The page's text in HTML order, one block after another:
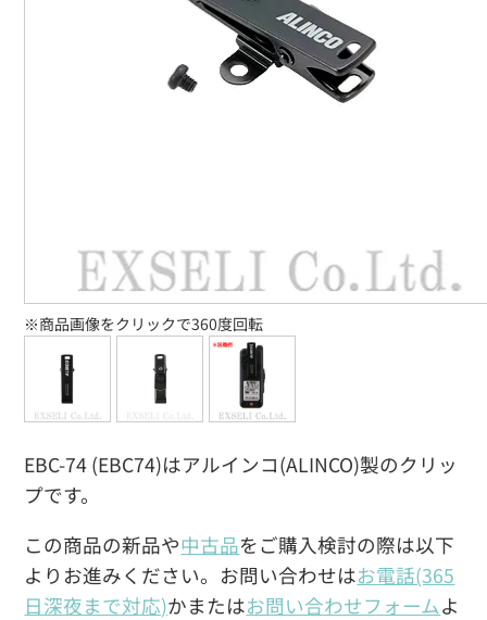
EBC-74 (EBC74)はアルインコ(ALINCO)製のクリッ
プです。
この商品の新品や中古品をご購入検討の際は以下
よりお進みください。お問い合わせはお電話(365
日深夜まで対応)かまたはお問い合わせフォームよ
※商品画像をクリックで360度回転